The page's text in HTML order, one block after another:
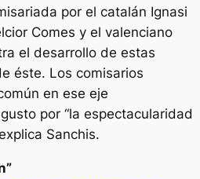
por el catalán Ignasi
Comes y el valenciano
el desarrollo de estas
éste. Los comisarios
en ese eje
por “la espectacularidad
Sanchis.